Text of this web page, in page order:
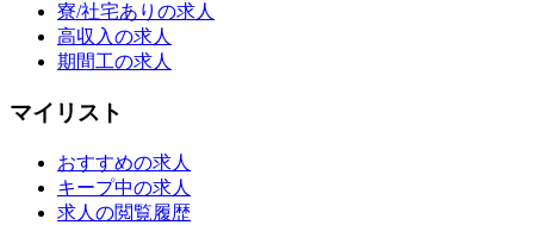
寮/社宅ありの求人
高収入の求人
期間工の求人
マイリスト
おすすめの求人
キープ中の求人
求人の閲覧履歴